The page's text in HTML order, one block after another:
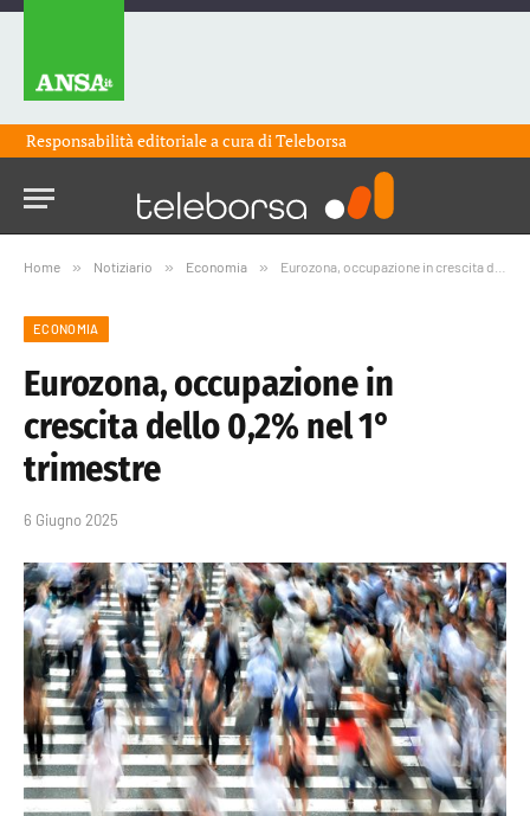
Responsabilità editoriale a cura diTeleborsa
Home » Notiziario » Economia » Eurozona, occupazione in crescita dello 0,2% nel 1° trimestre
ECONOMIA
Eurozona, occupazione in
crescita dello 0,2% nel 1°
trimestre
6 Giugno 2025